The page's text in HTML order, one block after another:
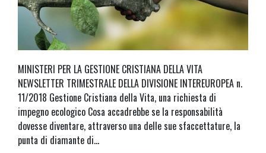
MINISTERI PER LA GESTIONE CRISTIANA DELLA VITA
NEWSLETTER TRIMESTRALE DELLA DIVISIONE INTEREUROPEA n.
11/2018 Gestione Cristiana della Vita, una richiesta di
impegno ecologico Cosa accadrebbe se la responsabilità
dovesse diventare, attraverso una delle sue sfaccettature, la
punta di diamante di…